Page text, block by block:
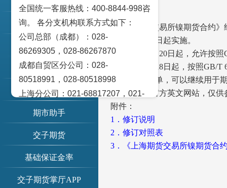
账单查询
交易提示
期市日历
信息公示
期市助手
交子期货
基础保证金率
交子期货掌厅APP
《上海期货交易所镍期货合约》
2025年11月20日起实施。
自2025年11月20日起，允许按照
自2027年11月18日起，按照GB/T
制成的标准仓单，可以继续用于
英文文本见官方英文网站，仅供
附件：
1． 修订说明
2． 修订对照表
3．
《上海期货交易所镍期货合
全国统一客服热线：400-8844-998咨
询。 各分支机构联系方式如下：
公司总部（成都）：028-
86269305，028-86267870
成都自贸区分公司：028-
80518991，028-80518998
上海分公司：021-68817207，021-
68817209
北京营业部：010-65005128
广州营业部：020-28129909，020-
0532-83101962